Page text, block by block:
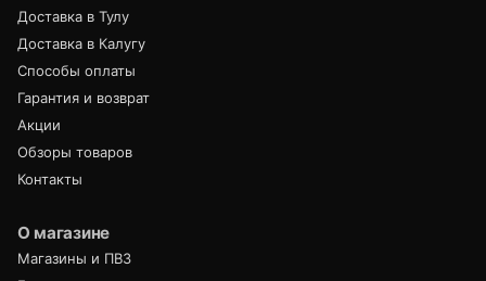
Доставка в Тулу
Доставка в Калугу
Способы оплаты
Гарантия и возврат
Акции
Обзоры товаров
Контакты
О магазине
Магазины и ПВЗ